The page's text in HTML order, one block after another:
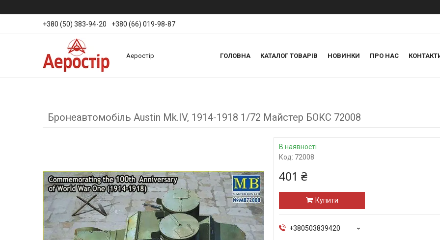
+380 (50) 383-94-20 +380 (66) 019-98-87
Аеростір ГОЛОВНА КАТАЛОГ ТОВАРІВ НОВИНКИ ПРО НАС
Бронеавтомобіль Austin Mk.IV, 1914-1918 1/72 Майстер БОКС 72008
В наявності
Код: 72008
401 ₴
Купити
+380503839420